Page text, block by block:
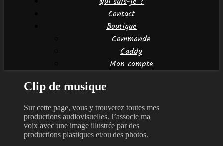
Contact
Boutique
Commande
Caddy
Mon compte
Clip de musique
Sur cette page, vous y trouverez toutes mes
productions audiovisuelles. J’associe ma
voix avec une image illustrée par des
productions plastiques et/ou des photos.